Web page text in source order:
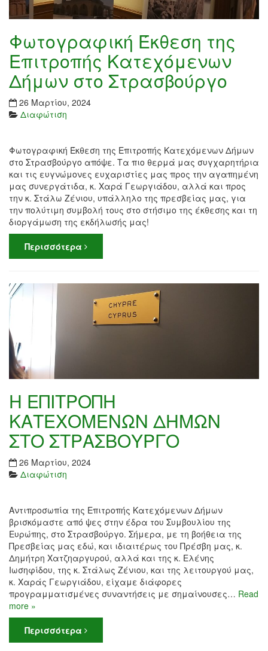
Φωτογραφική Έκθεση της
Επιτροπής Κατεχόμενων
Δήμων στο Στρασβούργο
26 Μαρτίου, 2024
Διαφώτιση
Φωτογραφική Έκθεση της Επιτροπής Κατεχόμενων Δήμων
στο Στρασβούργο απόψε. Τα πιο θερμά μας συγχαρητήρια
και τις ευγνώμονες ευχαριστίες μας προς την αγαπημένη
μας συνεργάτιδα, κ. Χαρά Γεωργιάδου, αλλά και προς
την κ. Στάλω Ζένιου, υπάλληλο της πρεσβείας μας, για
την πολύτιμη συμβολή τους στο στήσιμο της έκθεσης και τη
διοργάμωση της εκδήλωσής μας!
Περισσότερα
Η ΕΠΙΤΡΟΠΗ
ΚΑΤΕΧΟΜΕΝΩΝ ΔΗΜΩΝ
ΣΤΟ ΣΤΡΑΣΒΟΥΡΓΟ
26 Μαρτίου, 2024
Διαφώτιση
Αντιπροσωπία της Επιτροπής Κατεχόμενων Δήμων
βρισκόμαστε από ψες στην έδρα του Συμβουλίου της
Ευρώπης, στο Στρασβούργο. Σήμερα, με τη βοήθεια της
Πρεσβείας μας εδώ, και ιδιαιτέρως του Πρέσβη μας, κ.
Δημήτρη Χατζηαργυρού, αλλά και της κ. Ελένης
Ιωσηφίδου, της κ. Στάλως Ζένιου, και της λειτουργού μας,
κ. Χαράς Γεωργιάδου, είχαμε διάφορες
προγραμματισμένες συναντήσεις με σημαίνουσες… Read
more »
Περισσότερα